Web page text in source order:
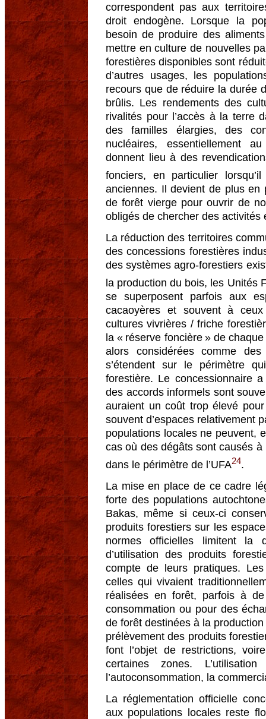
correspondent pas aux
droit endogène. Lorsque la
besoin de produire des
mettre en culture de nouvelles
forestières disponibles sont
d’autres usages, les
recours que de réduire la durée
brûlis. Les rendements des
rivalités pour l’accès à la terre
des familles élargies, des
nucléaires, essentiellement
donnent lieu à des
fonciers, en particulier
anciennes. Il devient de plus en
de forêt vierge pour ouvrir de
obligés de chercher des activités
La réduction des territoires
des concessions forestières
des systèmes agro-forestiers
la production du bois, les Unités
se superposent parfois aux
cacaoyères et souvent à
cultures vivrières / friche
la « réserve foncière » de
alors considérées comme
s’étendent sur le périmètre
forestière. Le concessionnaire
des accords informels sont
auraient un coût trop élevé
souvent d’espaces relativement
populations locales ne peuvent,
cas où des dégâts sont causés
dans le périmètre de l’UFA24.
La mise en place de ce cadre
forte des populations
Bakas, même si ceux-ci
produits forestiers sur les
normes officielles limitent la
d’utilisation des produits
compte de leurs pratiques.
celles qui vivaient
réalisées en forêt, parfois à
consommation ou pour des
de forêt destinées à la
prélèvement des produits
font l’objet de restrictions,
certaines zones.
l’autoconsommation, la
La réglementation officielle
aux populations locales reste